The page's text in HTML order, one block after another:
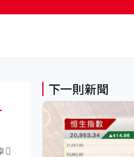
下一則新聞